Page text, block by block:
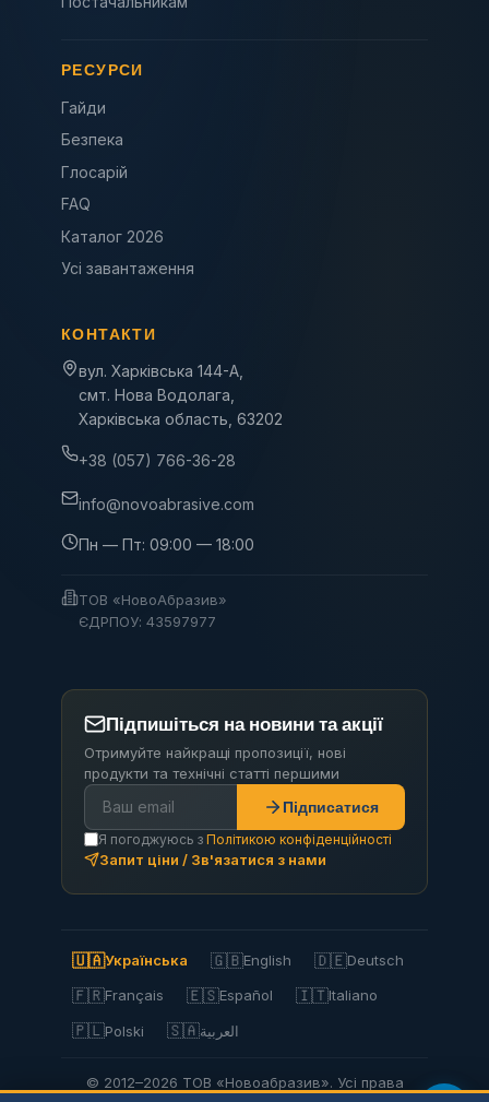
РЕСУРСИ
Гайди
Безпека
Глосарій
FAQ
Каталог 2026
Усі завантаження
КОНТАКТИ
вул. Харківська 144-А,
смт. Нова Водолага,
Харківська область, 63202
+38 (057) 766-36-28
info@novoabrasive.com
Пн — Пт: 09:00 — 18:00
ТОВ «НовоАбразив»
ЄДРПОУ: 43597977
Підпишіться на новини та акції
Отримуйте найкращі пропозиції, нові
продукти та технічні статті першими
Підписатися
Я погоджуюсь з Політикою конфіденційності
Запит ціни / Зв'язатися з нами
🇺🇦Українська 🇬🇧English 🇩🇪Deutsch
🇫🇷Français 🇪🇸Español 🇮🇹Italiano
🇵🇱Polski 🇸🇦العربية
© 2012–2026 ТОВ «Новоабразив». Усі права